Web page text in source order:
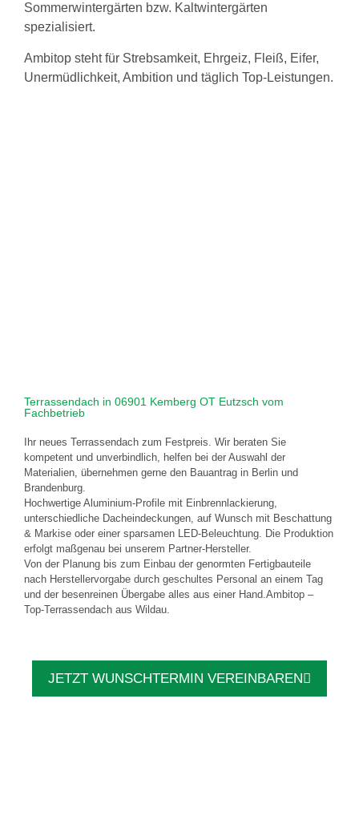
Sommerwintergärten bzw. Kaltwintergärten
spezialisiert.
Ambitop steht für Strebsamkeit, Ehrgeiz, Fleiß, Eifer,
Unermüdlichkeit, Ambition und täglich Top-Leistungen.
Terrassendach in 06901 Kemberg OT Eutzsch vom
Fachbetrieb
Ihr neues Terrassendach zum Festpreis. Wir beraten Sie
kompetent und unverbindlich, helfen bei der Auswahl der
Materialien, übernehmen gerne den Bauantrag in Berlin und
Brandenburg.
Hochwertige Aluminium-Profile mit Einbrennlackierung,
unterschiedliche Dacheindeckungen, auf Wunsch mit Beschattung
& Markise oder einer sparsamen LED-Beleuchtung. Die Produktion
erfolgt maßgenau bei unserem Partner-Hersteller.
Von der Planung bis zum Einbau der genormten Fertigbauteile
nach Herstellervorgabe durch geschultes Personal an einem Tag
und der besenreinen Übergabe alles aus einer Hand.Ambitop –
Top-Terrassendach aus Wildau.
JETZT WUNSCHTERMIN VEREINBAREN